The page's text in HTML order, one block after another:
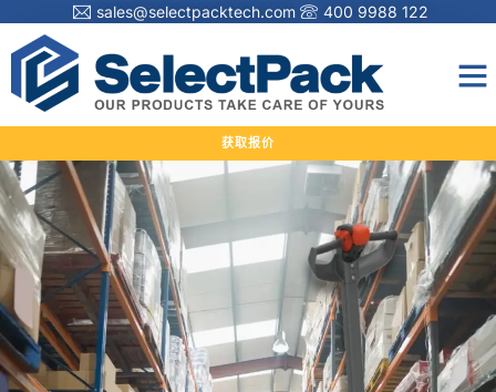
sales@selectpacktech.com 400 9988 122
获取报价